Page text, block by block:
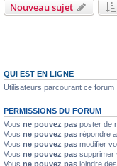
Nouveau sujet
QUI EST EN LIGNE
Utilisateurs parcourant ce forum
PERMISSIONS DU FORUM
Vous ne pouvez pas poster de
Vous ne pouvez pas répondre
Vous ne pouvez pas modifier
Vous ne pouvez pas supprimer
Vous ne pouvez pas joindre